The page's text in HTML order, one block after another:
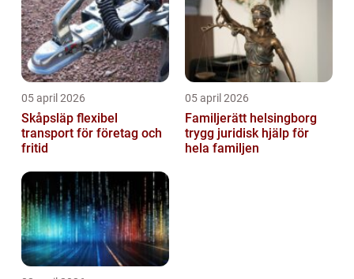
05 april 2026
Skåpsläp flexibel
transport för företag och
fritid
05 april 2026
Familjerätt helsingborg
trygg juridisk hjälp för
hela familjen